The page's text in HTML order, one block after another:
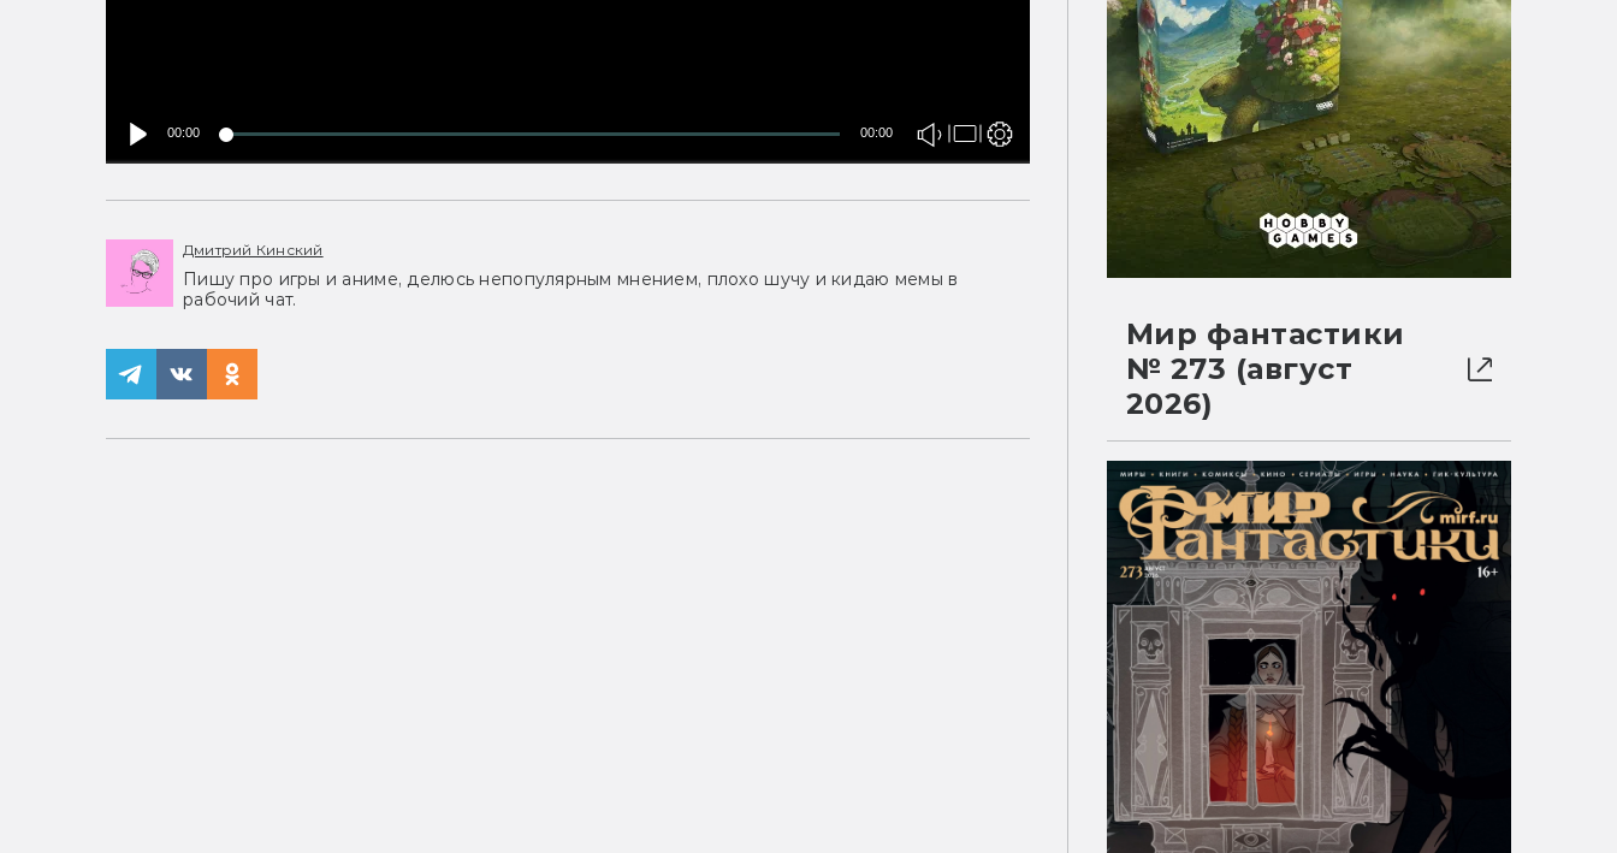
00:00 00:00
Дмитрий Кинский
Пишу про игры и аниме, делюсь непопулярным мнением, плохо шучу и кидаю мемы в
рабочий чат.
Мир фантастики
№ 273 (август
2026)